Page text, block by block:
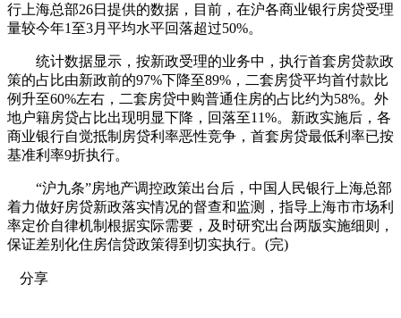
行上海总部26日提供的数据，目前，在沪各商业银行房贷受理
量较今年1至3月平均水平回落超过50%。
统计数据显示，按新政受理的业务中，执行首套房贷款政
策的占比由新政前的97%下降至89%，二套房贷平均首付款比
例升至60%左右，二套房贷中购普通住房的占比约为58%。外
地户籍房贷占比出现明显下降，回落至11%。新政实施后，各
商业银行自觉抵制房贷利率恶性竞争，首套房贷最低利率已按
基准利率9折执行。
“沪九条”房地产调控政策出台后，中国人民银行上海总部
着力做好房贷新政落实情况的督查和监测，指导上海市市场利
率定价自律机制根据实际需要，及时研究出台两版实施细则，
保证差别化住房信贷政策得到切实执行。(完)
分享